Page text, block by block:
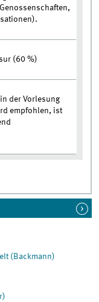
(60 %)
der Vorlesung
empfohlen, ist
(Backmann)